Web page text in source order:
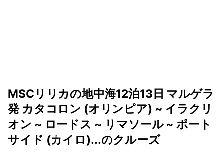
MSCリリカの地中海12泊13日 マルゲラ
発 カタコロン (オリンピア) ~ イラクリ
オン ~ ロードス ~ リマソール ~ ポート
サイド (カイロ)...のクルーズ